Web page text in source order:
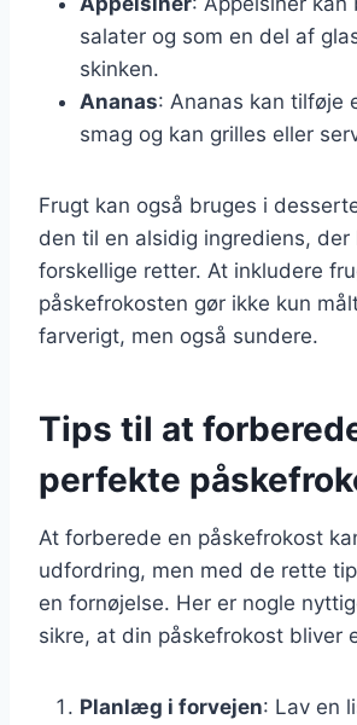
salater og som en del af
skinken.
Ananas: Ananas kan tilføje
smag og kan grilles eller
Frugt kan også bruges i
den til en alsidig ingrediens, der
forskellige retter. At inkludere
påskefrokosten gør ikke kun
farverigt, men også sundere.
Tips til at
perfekte
At forberede en påskefrokost
udfordring, men med de rette
en fornøjelse. Her er nogle
sikre, at din påskefrokost bliver
Planlæg i forvejen: Lav en